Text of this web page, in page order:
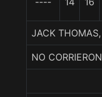
JACK
NO